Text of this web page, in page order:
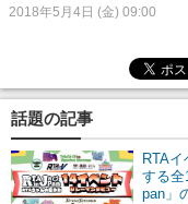
マンガ
ニコニコQ
2018年5月4日 (金) 09:00
話題の記事
RTA
する全
pan」